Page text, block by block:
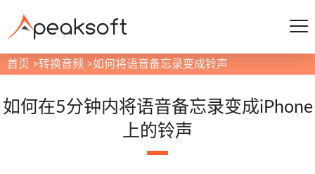
首页 >转换音频 >如何将语音备忘录变成铃声
如何在5分钟内将语音备忘录变成iPhone
上的铃声